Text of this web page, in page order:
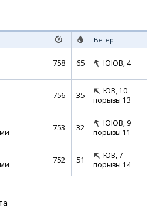
Ветер
758 65 ЮЮВ, 4
756 35 ЮВ, 10
порывы 13
753 32 ЮЮВ, 9
порывы 11
752 51 ЮВ, 7
порывы 14